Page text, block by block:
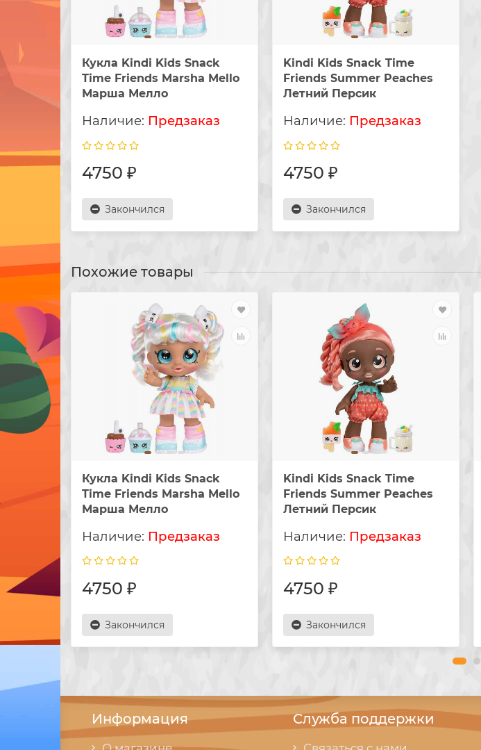
Кукла Kindi Kids Snack
Time Friends Marsha Mello
Марша Мелло
Предзаказ
4750 ₽
Закончился
Kindi Kids Snack Time
Friends Summer Peaches
Летний Персик
Предзаказ
4750 ₽
Закончился
Похожие товары
Кукла Kindi Kids Snack
Time Friends Marsha Mello
Марша Мелло
Предзаказ
4750 ₽
Закончился
Kindi Kids Snack Time
Friends Summer Peaches
Летний Персик
Предзаказ
4750 ₽
Закончился
Информация Служба поддержки